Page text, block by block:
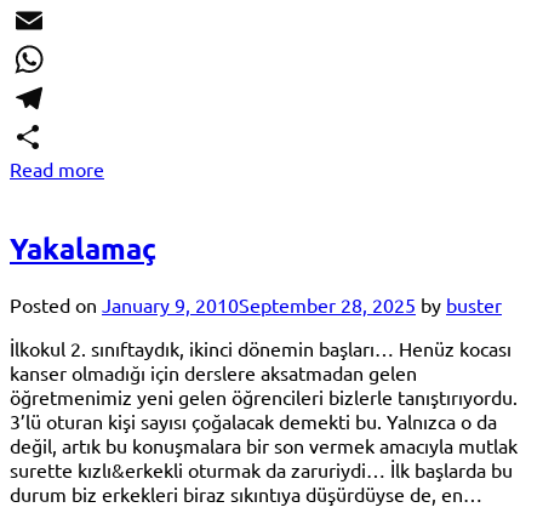
Twitter
Email
WhatsApp
Telegram
Share
Read more
Yakalamaç
Posted on January 9, 2010September 28, 2025 by buster
İlkokul 2. sınıftaydık, ikinci dönemin başları… Henüz kocası
kanser olmadığı için derslere aksatmadan gelen
öğretmenimiz yeni gelen öğrencileri bizlerle tanıştırıyordu.
3’lü oturan kişi sayısı çoğalacak demekti bu. Yalnızca o da
değil, artık bu konuşmalara bir son vermek amacıyla mutlak
surette kızlı&erkekli oturmak da zaruriydi… İlk başlarda bu
durum biz erkekleri biraz sıkıntıya düşürdüyse de, en…